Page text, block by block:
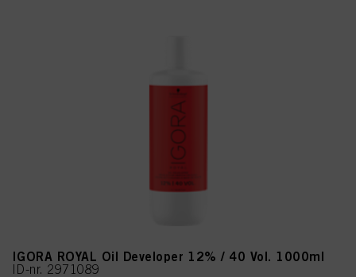
IGORA ROYAL Oil Developer 12% / 40 Vol. 1000ml
ID-nr. 2971089